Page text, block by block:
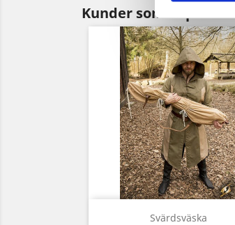
Kunder som köpt
Svärdsväska
Snabbvy